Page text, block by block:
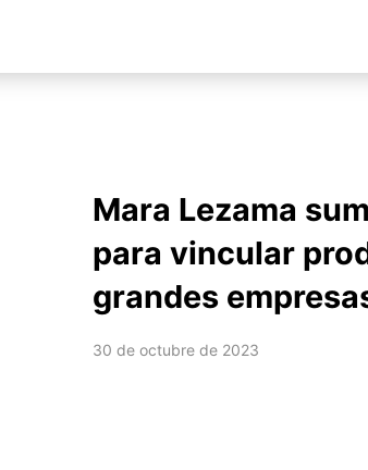
Mara Lezama
para vincular
grandes
30 de octubre de 2023